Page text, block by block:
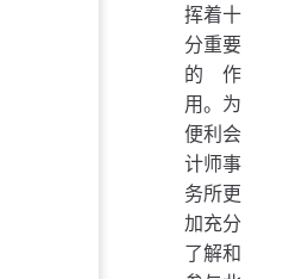
挥着十
分重要
的作
用。为
便利会
计师事
务所更
加充分
了解和